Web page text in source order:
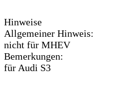
Hinweise
Allgemeiner Hinweis:
nicht für MHEV
Bemerkungen:
für Audi S3